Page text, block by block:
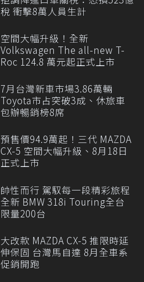
稅 衝擊8萬人員生計
空間大幅升級！全新
Volkswagen The all-new T-
Roc 124.8 萬元起正式上市
7月台灣新車市場3.86萬輛
Toyota市占突破3成、休旅車
包辦暢銷榜8席
預售價94.9萬起！三代 MAZDA
CX-5 空間大幅升級、8月18日
正式上市
帥性而行 駕馭每一段精彩旅程
全新 BMW 318i Touring全台
限量200台
大改款 MAZDA CX-5 推限時延
伸保固 台灣馬自達 8月全車系
促銷開跑